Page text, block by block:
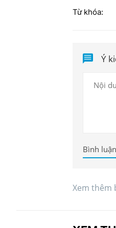
Từ khóa:
Ý
Bình luận
Xem thêm